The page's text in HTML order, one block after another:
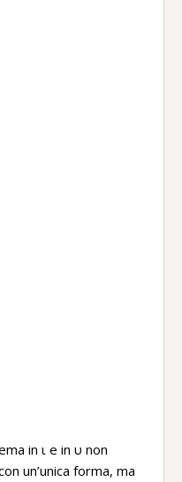
in ι e in υ non
un’unica forma, ma